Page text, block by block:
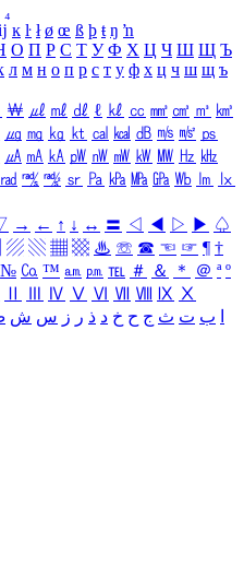
₄
ĸ ŀ ł ø œ ß þ ŧ ŋ ŉ
О П Р С Т У Ф Х Ц Ч Ш Щ Ъ
л м н о п р с т у ф х ц ч ш щ ъ
￦ ㎕ ㎖ ㎗ ℓ ㎘ ㏄ ㎣ ㎤ ㎥ ㎦
㎍ ㎎ ㎏ ㏏ ㎈ ㎉ ㏈ ㎧ ㎨ ㎰
㎂ ㎃ ㎄ ㎺ ㎻ ㎽ ㎾ ㎿ ㎐ ㎑
㎭ ㎮ ㎯ ㏛ ㎩ ㎪ ㎫ ㎬ ㏝ ㏐
㏓
→ ← ↑ ↓ ↔ 〓 ◁ ◀ ▷ ▶ ♤
▨ ▧ ▦ ▩ ♨ ☏ ☎ ☜ ☞ ¶ †
№ ㏇ ™ ㏂ ㏘ ℡ ＃ ＆ ＊ ＠ ª º
Ⅳ Ⅴ Ⅵ Ⅶ Ⅷ Ⅸ Ⅹ
ب ت ث ج ح خ د ذ ر ز س ش